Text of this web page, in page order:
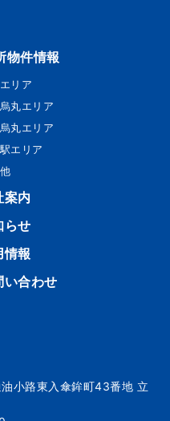
物件情報
リア
丸エリア
丸エリア
エリア
案内
らせ
情報
い合わせ
小路東入傘鉾町43番地 立